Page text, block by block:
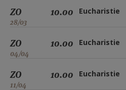
ZO
28/03
10.00 Eucharistie
ZO
04/04
10.00 Eucharistie
ZO
11/04
10.00 Eucharistie